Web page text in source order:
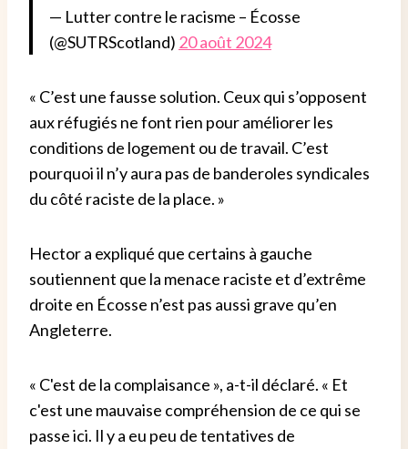
— Lutter contre le racisme – Écosse
(@SUTRScotland) 20 août 2024
« C’est une fausse solution. Ceux qui s’opposent
aux réfugiés ne font rien pour améliorer les
conditions de logement ou de travail. C’est
pourquoi il n’y aura pas de banderoles syndicales
du côté raciste de la place. »
Hector a expliqué que certains à gauche
soutiennent que la menace raciste et d’extrême
droite en Écosse n’est pas aussi grave qu’en
Angleterre.
« C'est de la complaisance », a-t-il déclaré. « Et
c'est une mauvaise compréhension de ce qui se
passe ici. Il y a eu peu de tentatives de